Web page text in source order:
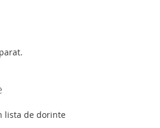
lista de dorinte